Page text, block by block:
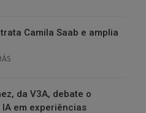
Camila Saab e amplia
da V3A, debate o
IA em experiências